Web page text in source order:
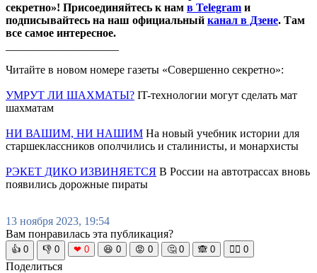
секретно»! Присоединяйтесь к нам в Telegram и
подписывайтесь на наш официальный канал в Дзене. Там
все самое интересное.
Читайте в новом номере газеты «Совершенно секретно»:
УМРУТ ЛИ ШАХМАТЫ? IT-технологии могут сделать мат
шахматам
НИ ВАШИМ, НИ НАШИМ На новый учебник истории для
старшеклассников ополчились и сталинисты, и монархисты
РЭКЕТ ДИКО ИЗВИНЯЕТСЯ В России на автотрассах вновь
появились дорожные пираты
13 ноября 2023, 19:54
Вам понравилась эта публикация?
👍 0 👎 0 ❤ 0 😆 0 😡 0 🤔 0 🙈 0 🧘‍♀️ 0
Поделиться